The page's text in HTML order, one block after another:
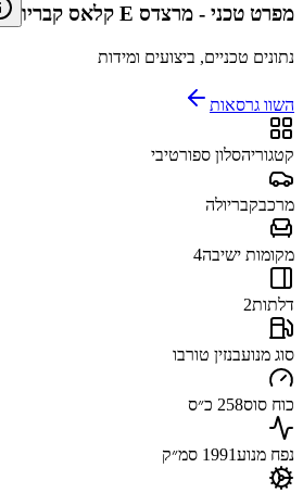
מפרט טכני - מרצדס E קלאס קבריו
נתונים טכניים, ביצועים ומידות
השוו גרסאות
קטגוריהסלון ספורטיבי
מרכבקבריולה
מקומות ישיבה4
דלתות2
סוג מנועבנזין טורבו
כוח סוס258 כ״ס
נפח מנוע1991 סמ״ק